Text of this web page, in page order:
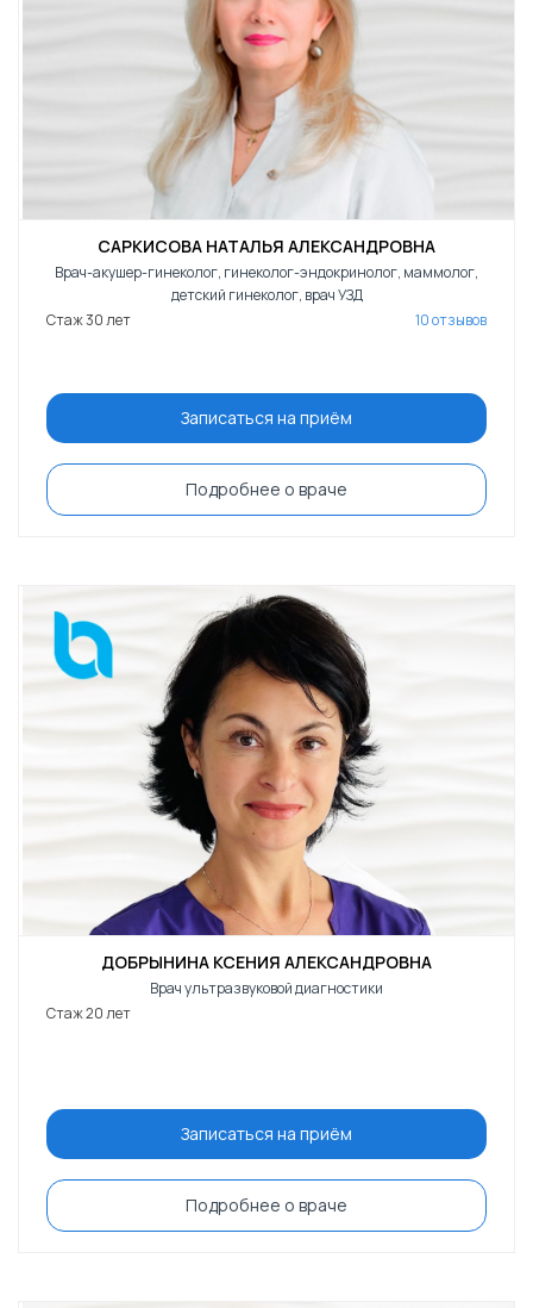
САРКИСОВА НАТАЛЬЯ АЛЕКСАНДРОВНА
Врач-акушер-гинеколог, гинеколог-эндокринолог, маммолог,
детский гинеколог, врач УЗД
Стаж 30 лет
10 отзывов
Записаться на приём
Подробнее о враче
ДОБРЫНИНА КСЕНИЯ АЛЕКСАНДРОВНА
Врач ультразвуковой диагностики
Стаж 20 лет
Записаться на приём
Подробнее о враче